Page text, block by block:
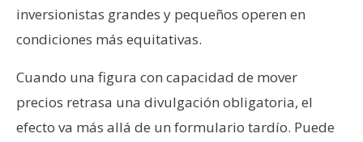
inversionistas grandes y pequeños operen en
condiciones más equitativas.
Cuando una figura con capacidad de mover
precios retrasa una divulgación obligatoria, el
efecto va más allá de un formulario tardío. Puede